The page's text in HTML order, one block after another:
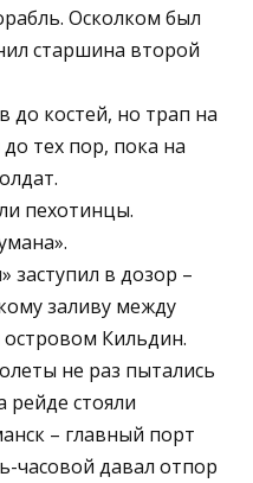
Осколком был
старшина второй
до костей, но трап на
тех пор, пока на
пехотинцы.
заступил в дозор –
заливу между
Кильдин.
не раз пытались
рейде стояли
– главный порт
часовой давал отпор